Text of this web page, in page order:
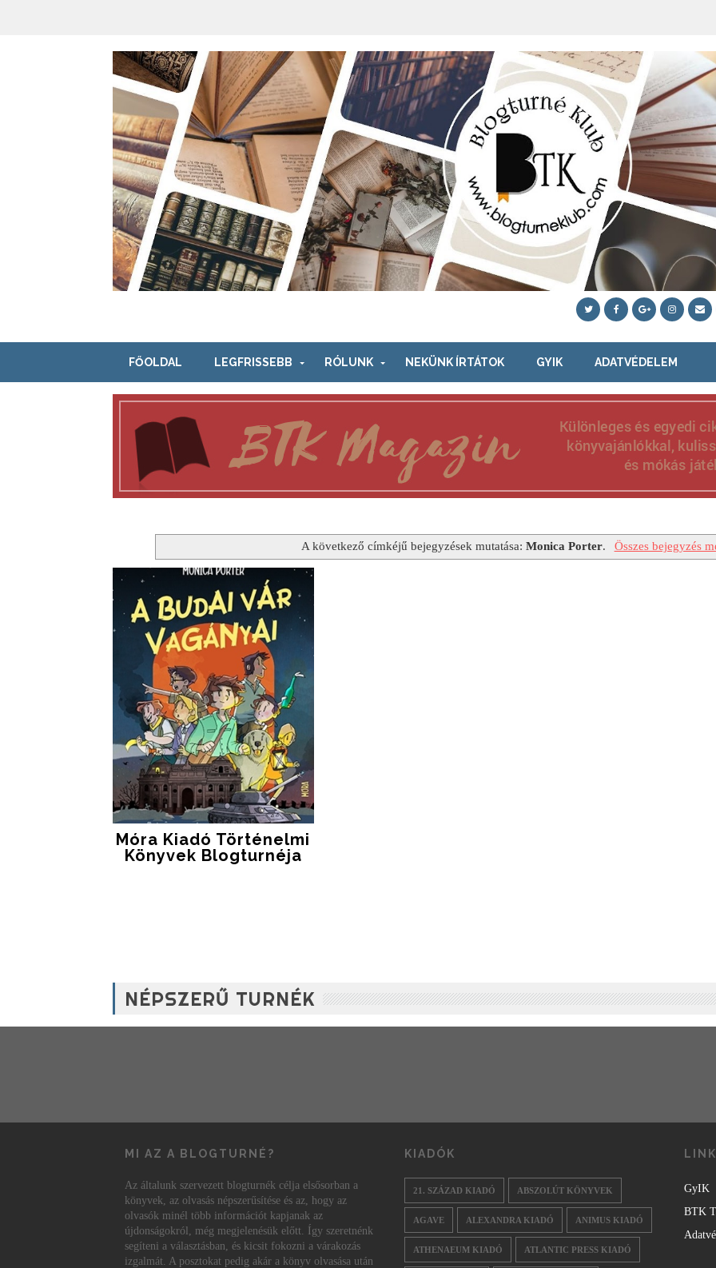
FŐOLDAL LEGFRISSEBB RÓLUNK NEKÜNK ÍRTÁTOK GYIK ADATVÉDELEM
A következő címkéjű bejegyzések mutatása:Monica Porter. Összes bejegyzés
Móra Kiadó Történelmi
Könyvek Blogturnéja
NÉPSZERŰ TURNÉK
MI AZ A BLOGTURNÉ?
Az általunk szervezett blogturnék célja elsősorban a
könyvek, az olvasás népszerűsítése és az, hogy az
olvasók minél több információt kapjanak az
újdonságokról, még megjelenésük előtt. Így szeretnénk
segíteni a választásban, és kicsit fokozni a várakozás
izgalmát. A posztokat pedig akár a könyv olvasása után
KIADÓK
21. SZÁZAD KIADÓ ABSZOLÚT KÖNYVEK
AGAVE ALEXANDRA KIADÓ ANIMUS KIADÓ
ATHENAEUM KIADÓ ATLANTIC PRESS KIADÓ
GyIK
BTK